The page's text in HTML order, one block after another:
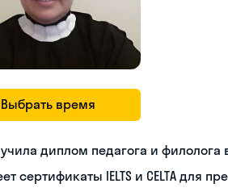
Выбрать время
диплом педагога и
сертификаты IELTS и CELTA для